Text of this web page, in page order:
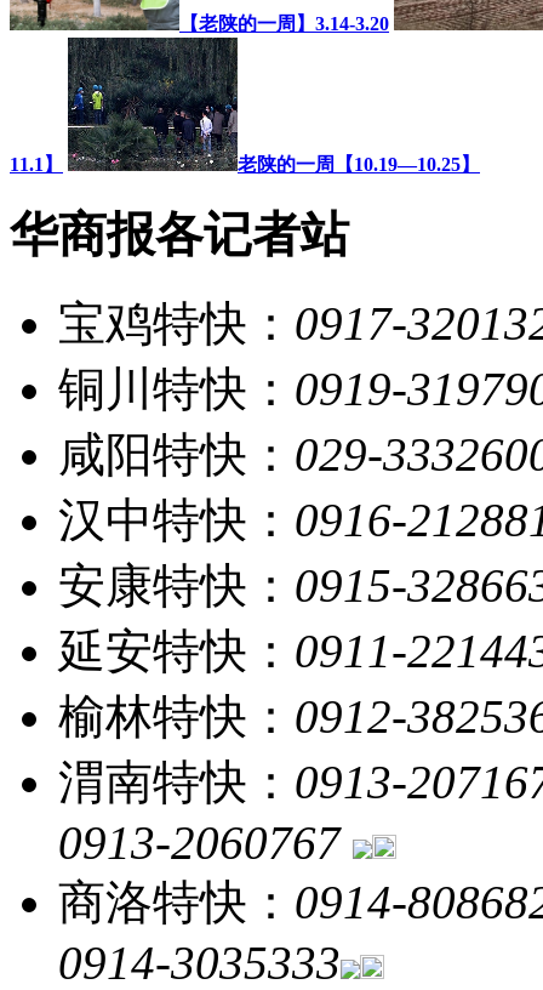
【老陕的一周】3.14-3.20
11.1】 老陕的一周【10.19—10.25】
华商报各记者站
宝鸡特快： 0917-
铜川特快： 0919-
咸阳特快： 029-
汉中特快： 0916-
安康特快： 0915-
延安特快： 0911-
榆林特快： 0912-
渭南特快： 0913-
0913-2060767
商洛特快： 0914-
0914-3035333